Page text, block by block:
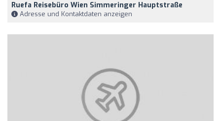
Ruefa Reisebüro Wien Simmeringer Hauptstraße
Adresse und Kontaktdaten anzeigen